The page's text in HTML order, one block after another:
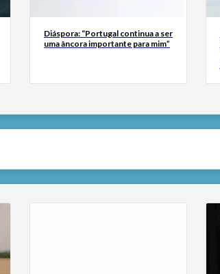
Diáspora: “Portugal continua a ser
uma âncora importante para mim”